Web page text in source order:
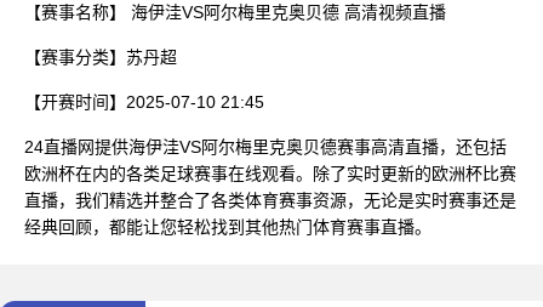
【赛事名称】 海伊洼VS阿尔梅里克奥贝德 高清视频直播
【赛事分类】 苏丹超
【开赛时间】 2025-07-10 21:45
24直播网提供海伊洼VS阿尔梅里克奥贝德赛事高清直播，还包括
欧洲杯在内的各类足球赛事在线观看。除了实时更新的欧洲杯比赛
直播，我们精选并整合了各类体育赛事资源，无论是实时赛事还是
经典回顾，都能让您轻松找到其他热门体育赛事直播。